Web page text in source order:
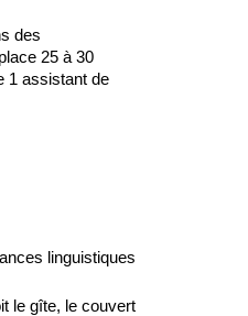
des
25 à 30
1 assistant de
linguistiques
le gîte, le couvert